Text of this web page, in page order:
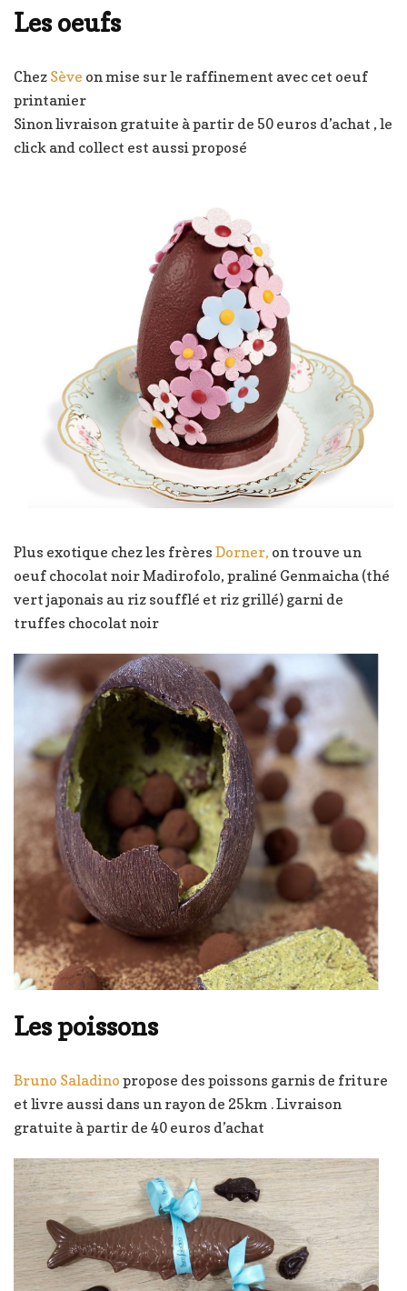
Les oeufs
Chez Sève on mise sur le raffinement avec cet oeuf
printanier
Sinon livraison gratuite à partir de 50 euros d’achat , le
click and collect est aussi proposé
Plus exotique chez les frères Dorner, on trouve un
oeuf chocolat noir Madirofolo, praliné Genmaicha (thé
vert japonais au riz soufflé et riz grillé) garni de
truffes chocolat noir
Les poissons
Bruno Saladino propose des poissons garnis de friture
et livre aussi dans un rayon de 25km . Livraison
gratuite à partir de 40 euros d’achat